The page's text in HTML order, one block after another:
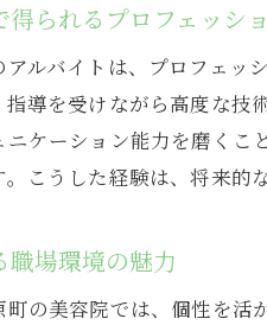
ス
接
ト
資
得られるプロフェッシ
ルバイトは、プロフェッ
導を受けながら高度な技
ニケーション能力を磨く
こうした経験は、将来
場環境の魅力
町の美容院では、個性を